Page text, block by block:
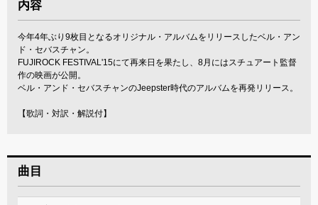
内容
今年4年ぶり9枚目となるオリジナル・アルバムをリリースしたベル・アン
ド・セバスチャン。
FUJIROCK FESTIVAL'15にて再来日を果たし、8月にはスチュアート監督
作の映画が公開。
ベル・アンド・セバスチャンのJeepster時代のアルバムを再発リリース。
【歌詞・対訳・解説付】
曲目